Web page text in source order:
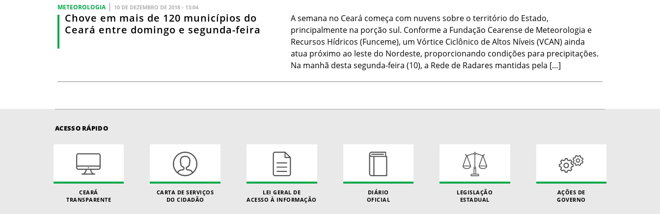
METEOROLOGIA | 10 DE DEZEMBRO DE 2018 - 13:04
Chove em mais de 120 municípios do
Ceará entre domingo e segunda-feira
A semana no Ceará começa com nuvens sobre o território do Estado,
principalmente na porção sul. Conforme a Fundação Cearense de Meteorologia e
Recursos Hídricos (Funceme), um Vórtice Ciclônico de Altos Níveis (VCAN) ainda
atua próximo ao leste do Nordeste, proporcionando condições para precipitações.
Na manhã desta segunda-feira (10), a Rede de Radares mantidas pela […]
ACESSO RÁPIDO
CEARÁ
TRANSPARENTE
CARTA DE SERVIÇOS
DO CIDADÃO
LEI GERAL DE
ACESSO À INFORMAÇÃO
DIÁRIO
OFICIAL
LEGISLAÇÃO
ESTADUAL
AÇÕES DE
GOVERNO